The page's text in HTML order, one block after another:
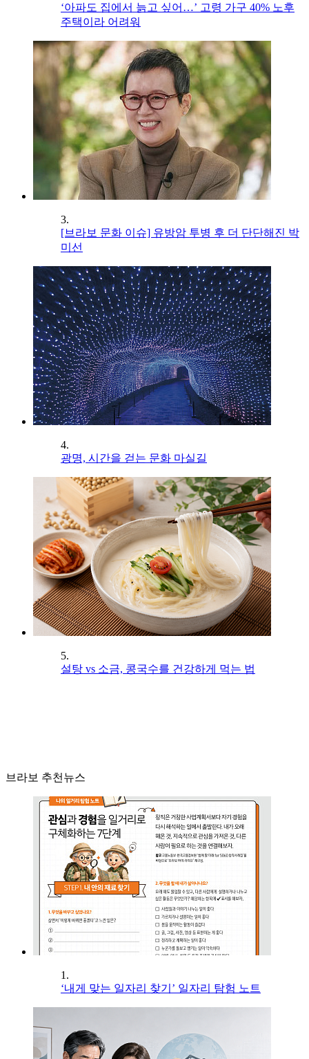
‘아파도 집에서 늙고 싶어…’ 고령 가구 40% 노후
주택이라 어려워
3.
[브라보 문화 이슈] 유방암 투병 후 더 단단해진 박
미선
4.
광명, 시간을 걷는 문화 마실길
5.
설탕 vs 소금, 콩국수를 건강하게 먹는 법
브라보 추천뉴스
1.
‘내게 맞는 일자리 찾기’ 일자리 탐험 노트